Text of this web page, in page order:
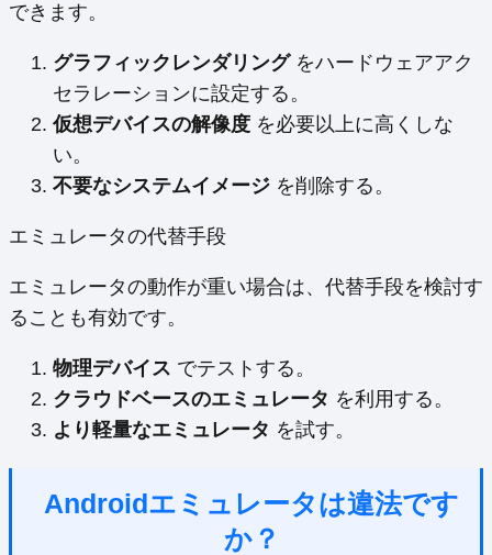
できます。
グラフィックレンダリングをハードウェアアク
セラレーションに設定する。
仮想デバイスの解像度 を必要以上に高くしな
い。
不要なシステムイメージ を削除する。
エミュレータの代替手段
エミュレータの動作が重い場合は、代替手段を検討す
ることも有効です。
物理デバイス でテストする。
クラウドベースのエミュレータ を利用する。
より軽量なエミュレータ を試す。
Androidエミュレータは違法です
か？